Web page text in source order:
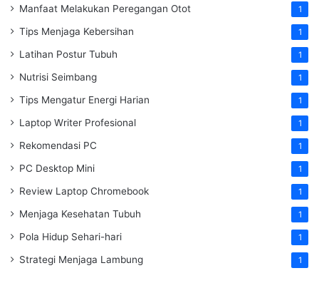
Manfaat Melakukan Peregangan Otot 1
Tips Menjaga Kebersihan 1
Latihan Postur Tubuh 1
Nutrisi Seimbang 1
Tips Mengatur Energi Harian 1
Laptop Writer Profesional 1
Rekomendasi PC 1
PC Desktop Mini 1
Review Laptop Chromebook 1
Menjaga Kesehatan Tubuh 1
Pola Hidup Sehari-hari 1
Strategi Menjaga Lambung 1